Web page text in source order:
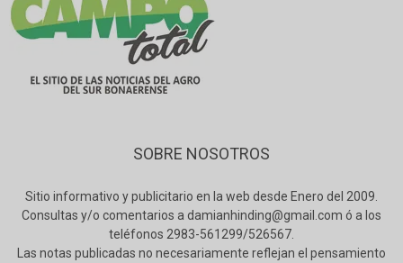
SOBRE NOSOTROS
Sitio informativo y publicitario en la web desde Enero del 2009.
Consultas y/o comentarios a damianhinding@gmail.com ó a los
teléfonos 2983-561299/526567.
Las notas publicadas no necesariamente reflejan el pensamiento